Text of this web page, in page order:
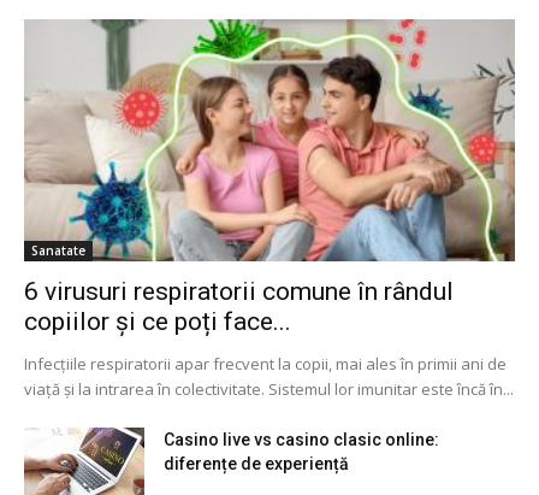
Sanatate
6 virusuri respiratorii comune în rândul
copiilor și ce poți face...
Infecțiile respiratorii apar frecvent la copii, mai ales în primii ani de
viață și la intrarea în colectivitate. Sistemul lor imunitar este încă în...
Casino live vs casino clasic online:
diferențe de experiență